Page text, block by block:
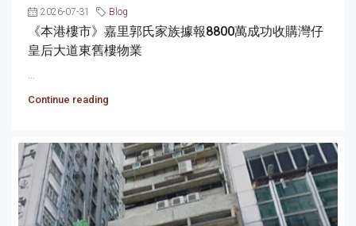
2026-07-31 Blog
《本港樓市》嘉里郭氏家族據報8800萬成功收購灣仔
皇后大道東舊樓物業
Continue reading